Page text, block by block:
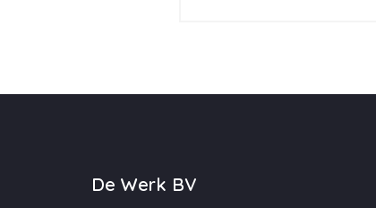
De Werk BV